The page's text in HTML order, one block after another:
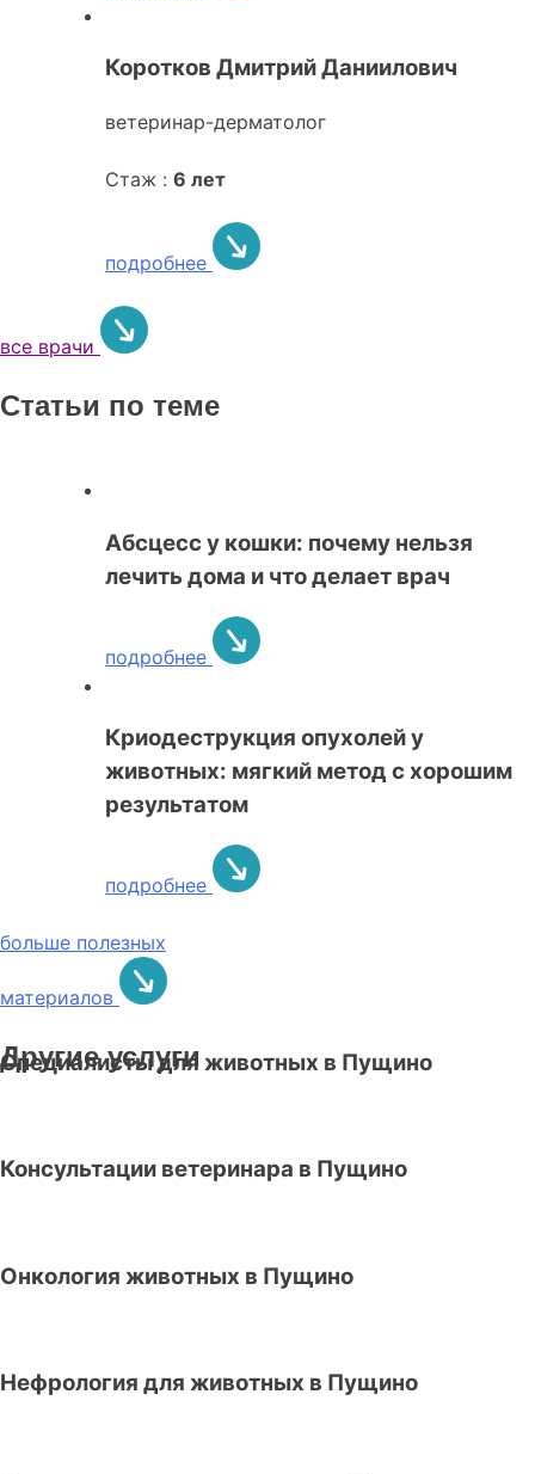
Коротков Дмитрий Даниилович
ветеринар-дерматолог
Стаж : 6 лет
подробнее
все врачи
Статьи по теме
Абсцесс у кошки: почему нельзя
лечить дома и что делает врач
подробнее
Криодеструкция опухолей у
животных: мягкий метод с хорошим
результатом
подробнее
больше полезных
материалов
Другие услуги
Специалисты для животных в Пущино
Консультации ветеринара в Пущино
Онкология животных в Пущино
Нефрология для животных в Пущино